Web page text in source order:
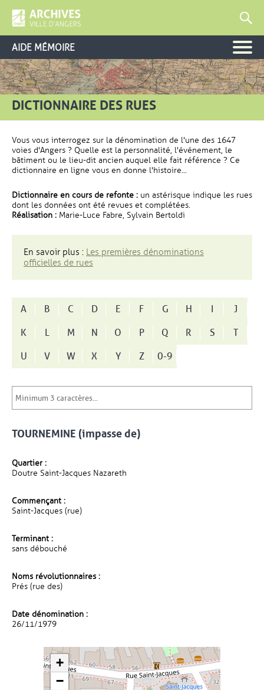
AIDE MÉMOIRE
DICTIONNAIRE DES RUES
Vous vous interrogez sur la dénomination de l'une des 1647
voies d'Angers ? Quelle est la personnalité, l'événement, le
bâtiment ou le lieu-dit ancien auquel elle fait référence ? Ce
dictionnaire en ligne vous en donne l'histoire...
Dictionnaire en cours de refonte : un astérisque indique les rues
dont les données ont été revues et complétées.
Réalisation : Marie-Luce Fabre, Sylvain Bertoldi
En savoir plus : Les premières dénominations
officielles de rues
A B C D E F G H I
J
K
L M N O P Q R S
T
U
V W X Y Z 0-9
TOURNEMINE (impasse de)
Quartier :
Doutre Saint-Jacques Nazareth
Commençant :
Saint-Jacques (rue)
Terminant :
sans débouché
Noms révolutionnaires :
Prés (rue des)
Date dénomination :
26/11/1979
+
−